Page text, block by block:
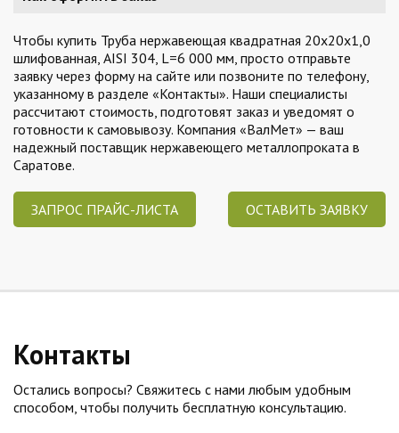
Чтобы купить Труба нержавеющая квадратная 20х20х1,0
шлифованная, AISI 304, L=6 000 мм, просто отправьте
заявку через форму на сайте или позвоните по телефону,
указанному в разделе «Контакты». Наши специалисты
рассчитают стоимость, подготовят заказ и уведомят о
готовности к самовывозу. Компания «ВалМет» — ваш
надежный поставщик нержавеющего металлопроката в
Саратове.
ЗАПРОС ПРАЙС-ЛИСТА ОСТАВИТЬ ЗАЯВКУ
Контакты
Остались вопросы? Свяжитесь с нами любым удобным
способом, чтобы получить бесплатную консультацию.